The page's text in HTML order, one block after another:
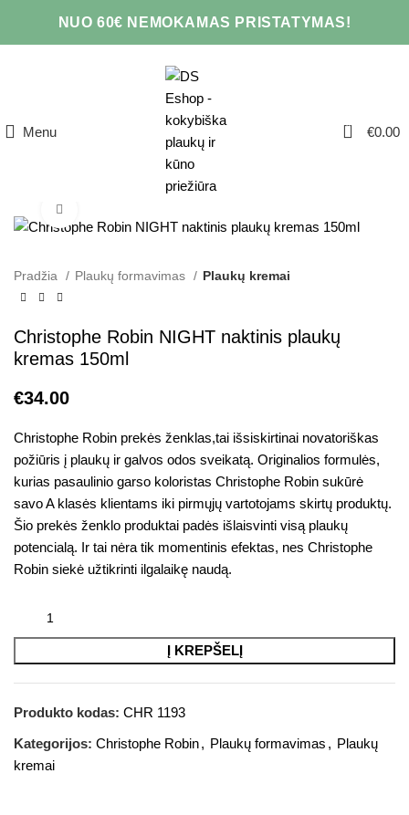
NUO 60€ NEMOKAMAS PRISTATYMAS!
Menu 0 €0.00
Pradžia Plaukų formavimas Plaukų kremai
Christophe Robin NIGHT naktinis plaukų
kremas 150ml
€34.00
Christophe Robin prekės ženklas,tai išsiskirtinai novatoriškas
požiūris į plaukų ir galvos odos sveikatą. Originalios formulės,
kurias pasaulinio garso koloristas Christophe Robin sukūrė
savo A klasės klientams iki pirmųjų vartotojams skirtų produktų.
Šio prekės ženklo produktai padės išlaisvinti visą plaukų
potencialą. Ir tai nėra tik momentinis efektas, nes Christophe
Robin siekė užtikrinti ilgalaikę naudą.
Į KREPŠELĮ
Produkto kodas: CHR 1193
Kategorijos: Christophe Robin, Plaukų formavimas , Plaukų
kremai